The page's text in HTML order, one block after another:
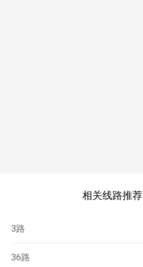
相关线路推荐
3路
36路